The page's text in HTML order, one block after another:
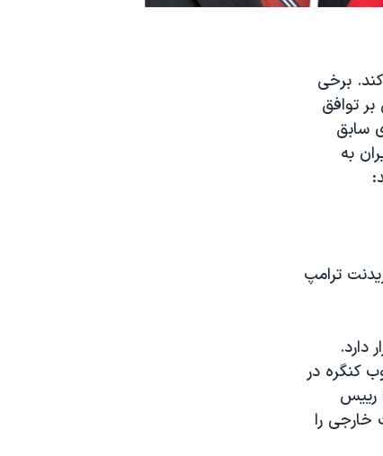
برخی
بر توافق
سابق
به
ترامپ
دارد.
کنگره در
رییس
خارجی را